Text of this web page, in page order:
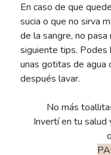
En caso de que
sucia o que no sirva
de la sangre, no
siguiente tips. Podes
unas gotitas de agua
después lavar.
No más
Invertí en tu salud